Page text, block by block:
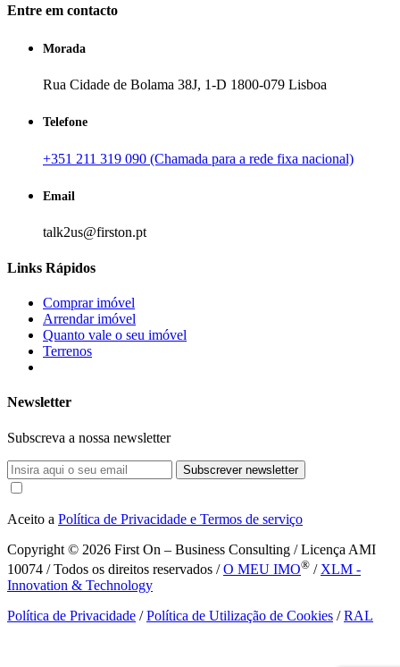
Entre em contacto
Morada
Rua Cidade de Bolama 38J, 1-D 1800-079 Lisboa
Telefone
+351 211 319 090 (Chamada para a rede fixa nacional)
Email
talk2us@firston.pt
Links Rápidos
Comprar imóvel
Arrendar imóvel
Quanto vale o seu imóvel
Terrenos
Newsletter
Subscreva a nossa newsletter
Subscrever newsletter
Aceito a Política de Privacidade e Termos de serviço
Copyright © 2026 First On – Business Consulting / Licença AMI
10074 / Todos os direitos reservados /O MEU IMO® / XLM -
Innovation & Technology
Política de Privacidade /Política de Utilização de Cookies /RAL